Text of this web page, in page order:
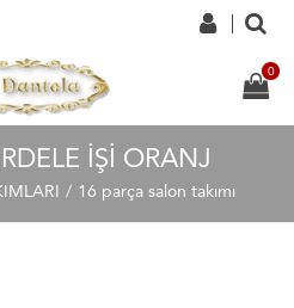
IŞI ORANJ
16 parça salon takımı